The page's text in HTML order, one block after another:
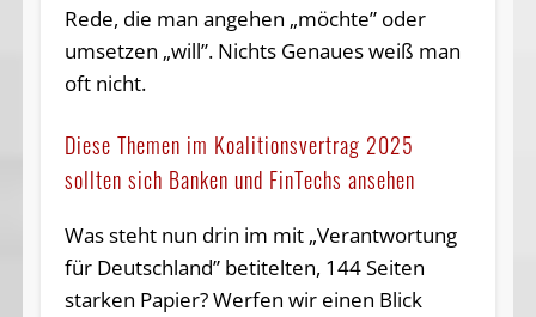
Rede, die man angehen „möchte” oder
umsetzen „will”. Nichts Genaues weiß man
oft nicht.
Diese Themen im Koalitionsvertrag 2025
sollten sich Banken und FinTechs ansehen
Was steht nun drin im mit „Verantwortung
für Deutschland” betitelten, 144 Seiten
starken Papier? Werfen wir einen Blick